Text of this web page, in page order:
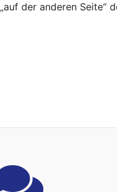
der anderen Seite“